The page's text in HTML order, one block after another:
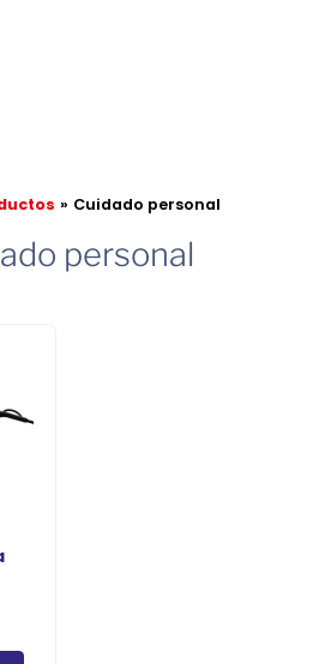
Cuidado personal
personal